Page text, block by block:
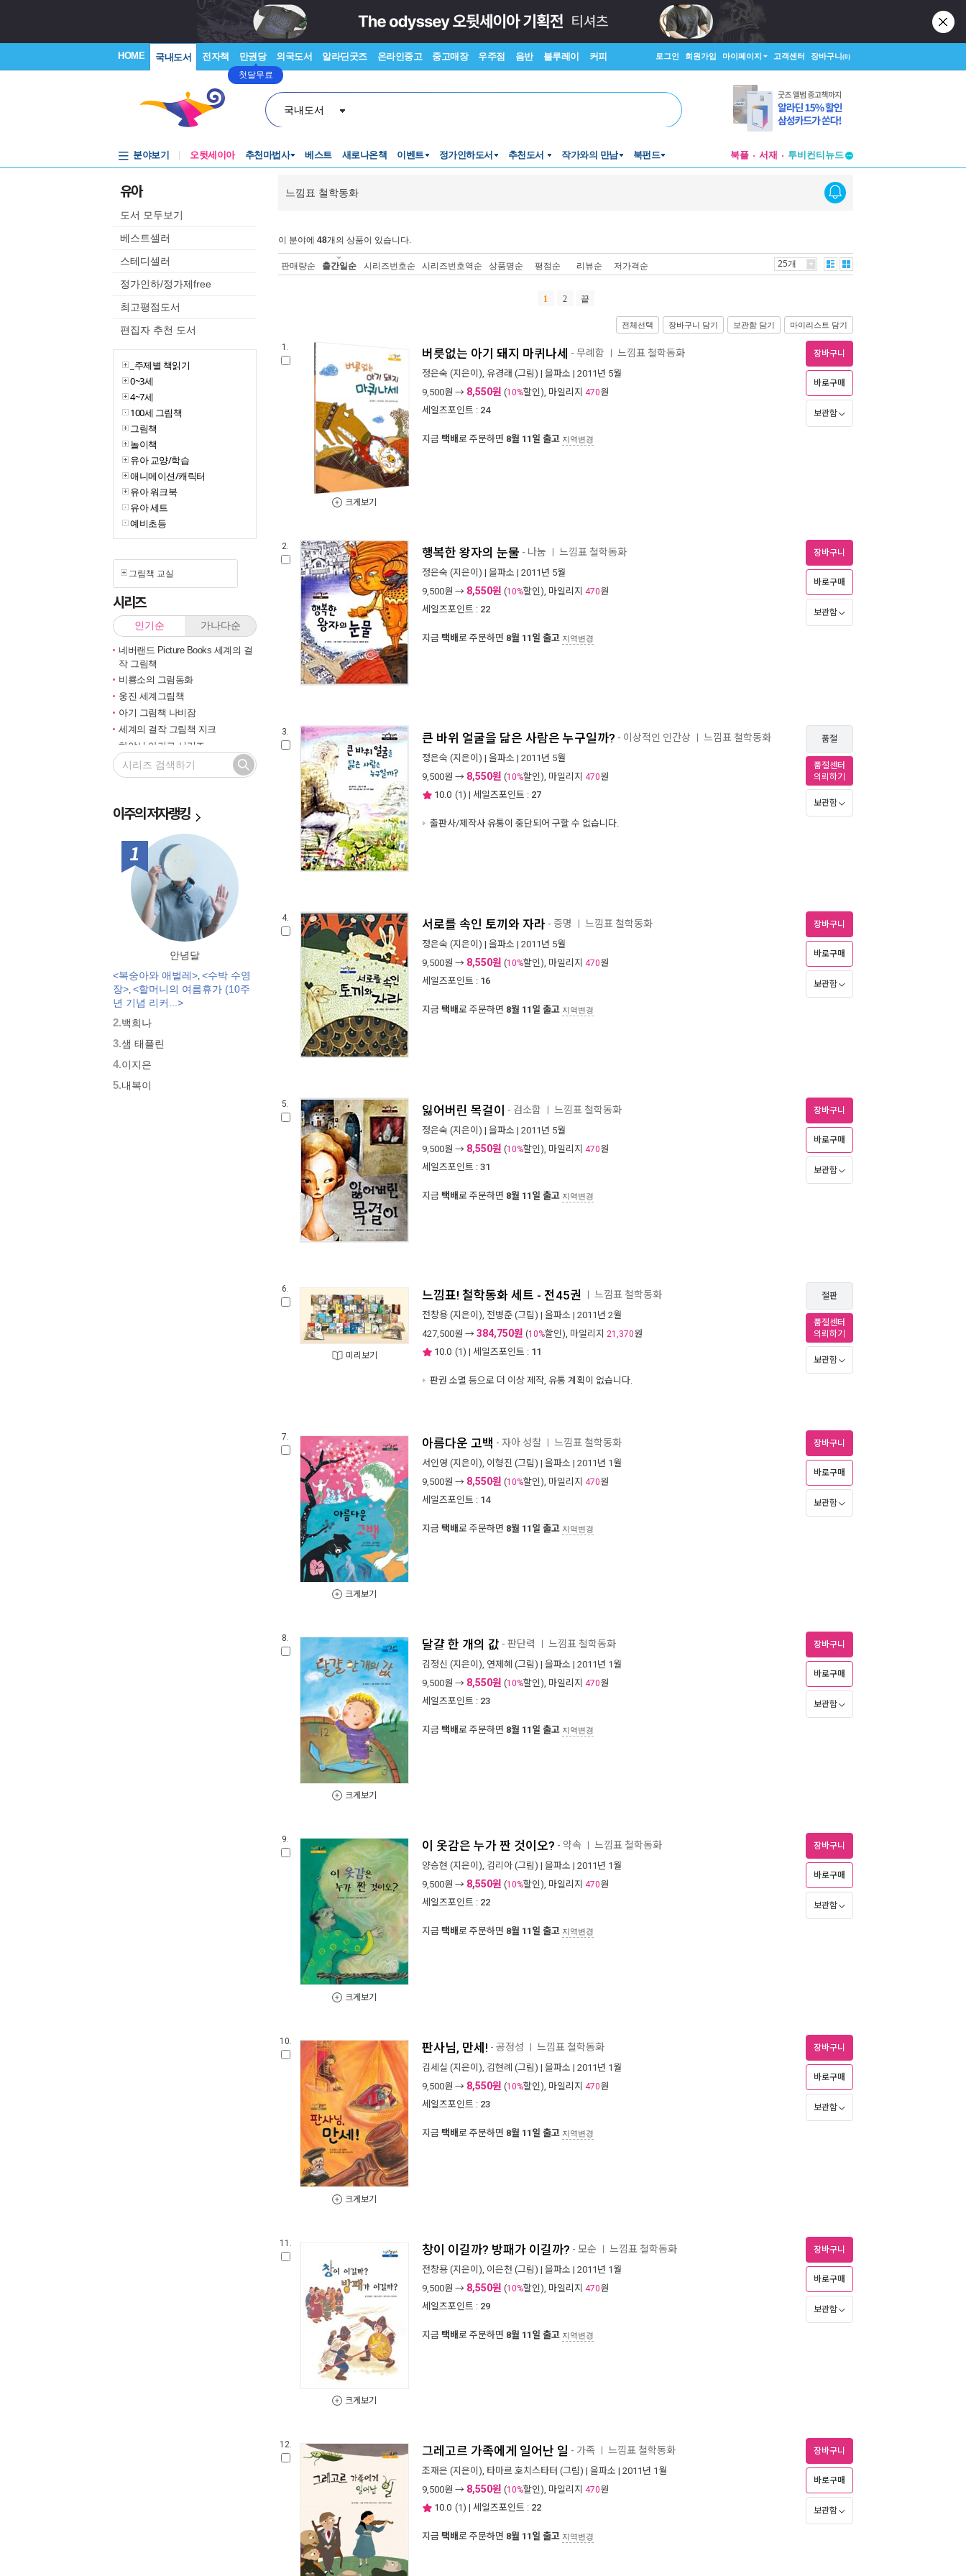
HOME 국내도서 전자책 만권당
첫달무료
외국도서 알라딘굿즈 온라인중고 중고매장 우주점 음반 블루레이 커피 로그인 회원가입 마이페이지 고객센터 장바구니(0)
국내도서
분야보기 오뒷세이아 추천마법사 베스트 새로나온책 이벤트 정가인하도서 추천도서 작가와의 만남 북펀드 북플 서재
투비컨티뉴드
투비컨티뉴드
유아
도서 모두보기
베스트셀러
스테디셀러
정가인하/정가제free
최고평점도서
편집자 추천 도서
_주제별 책읽기
0~3세
4~7세
100세 그림책
그림책
놀이책
유아 교양/학습
애니메이션/캐릭터
유아 워크북
유아 세트
예비초등
그림책 교실
시리즈
인기순 가나다순
네버랜드 Picture Books 세계의 걸
작 그림책
비룡소의 그림동화
웅진 세계그림책
아기 그림책 나비잠
세계의 걸작 그림책 지크
하야시 아키코 시리즈
길벗 기적의 학습법
마루벌의 좋은 그림책
민들레 그림책
비룡소 창작그림책
전통문화 그림책 솔거나라
베틀북 그림책
그림책은 내 친구
미래그림책
비룡소 전래동화
도토리 계절 그림책
옛이야기 그림책 까치호랑이
모두가 친구
벨 이마주
네버랜드 우리 걸작 그림책
비룡소 아기 그림책
세밀화로 그린 보리 아기그림책
붙여도 붙여도 스티커왕
국시꼬랭이 동네
이주의저자랭킹
1위
안녕달
<복숭아와 애벌레>, <수박 수영
장>, <할머니의 여름휴가 (10주
년 기념 리커...>
2.백희나
3.샘 태플린
4.이지은
5.내복이
느낌표 철학동화
이 분야에 48개의 상품이 있습니다.
판매량순 출간일순 시리즈번호순 시리즈번호역순 상품명순 평점순 리뷰순 저가격순 25개
1 2 끝
전체선택 장바구니 담기 보관함 담기 마이리스트 담기
1.
크게보기
버릇없는 아기 돼지 마퀴나세 - 무례함 느낌표 철학동화
정은숙 (지은이), 유경래 (그림) | 을파소 | 2011년 5월
9,500원 → 8,550원 (10%할인), 마일리지 470원
세일즈포인트 : 24
지금 택배로 주문하면 8월 11일 출고 지역변경
장바구니
바로구매
보관함
2. 행복한 왕자의 눈물 - 나눔 느낌표 철학동화
정은숙 (지은이) | 을파소 | 2011년 5월
9,500원 → 8,550원 (10%할인), 마일리지 470원
세일즈포인트 : 22
지금 택배로 주문하면 8월 11일 출고 지역변경
장바구니
바로구매
보관함
3. 큰 바위 얼굴을 닮은 사람은 누구일까? - 이상적인 인간상 느낌표 철학동화
정은숙 (지은이) | 을파소 | 2011년 5월
9,500원 → 8,550원 (10%할인), 마일리지 470원
10.0 (1) | 세일즈포인트 : 27
출판사/제작사 유통이 중단되어 구할 수 없습니다.
품절
품절센터
의뢰하기
보관함
4. 서로를 속인 토끼와 자라 - 증명 느낌표 철학동화
정은숙 (지은이) | 을파소 | 2011년 5월
9,500원 → 8,550원 (10%할인), 마일리지 470원
세일즈포인트 : 16
지금 택배로 주문하면 8월 11일 출고 지역변경
장바구니
바로구매
보관함
5. 잃어버린 목걸이 - 검소함 느낌표 철학동화
정은숙 (지은이) | 을파소 | 2011년 5월
9,500원 → 8,550원 (10%할인), 마일리지 470원
세일즈포인트 : 31
지금 택배로 주문하면 8월 11일 출고 지역변경
장바구니
바로구매
보관함
6.
미리보기
느낌표! 철학동화 세트 - 전45권 느낌표 철학동화
전창용 (지은이), 전병준 (그림) | 을파소 | 2011년 2월
427,500원 → 384,750원 (10%할인), 마일리지 21,370원
10.0 (1) | 세일즈포인트 : 11
판권 소멸 등으로 더 이상 제작, 유통 계획이 없습니다.
절판
품절센터
의뢰하기
보관함
7.
크게보기
아름다운 고백 - 자아 성찰 느낌표 철학동화
서인영 (지은이), 이형진 (그림) | 을파소 | 2011년 1월
9,500원 → 8,550원 (10%할인), 마일리지 470원
세일즈포인트 : 14
지금 택배로 주문하면 8월 11일 출고 지역변경
장바구니
바로구매
보관함
8.
크게보기
달걀 한 개의 값 - 판단력 느낌표 철학동화
김정신 (지은이), 연제혜 (그림) | 을파소 | 2011년 1월
9,500원 → 8,550원 (10%할인), 마일리지 470원
세일즈포인트 : 23
지금 택배로 주문하면 8월 11일 출고 지역변경
장바구니
바로구매
보관함
9.
크게보기
이 옷감은 누가 짠 것이오? - 약속 느낌표 철학동화
양승현 (지은이), 김리아 (그림) | 을파소 | 2011년 1월
9,500원 → 8,550원 (10%할인), 마일리지 470원
세일즈포인트 : 22
지금 택배로 주문하면 8월 11일 출고 지역변경
장바구니
바로구매
보관함
10.
크게보기
판사님, 만세! - 공정성 느낌표 철학동화
김세실 (지은이), 김현례 (그림) | 을파소 | 2011년 1월
9,500원 → 8,550원 (10%할인), 마일리지 470원
세일즈포인트 : 23
지금 택배로 주문하면 8월 11일 출고 지역변경
장바구니
바로구매
보관함
11.
크게보기
창이 이길까? 방패가 이길까? - 모순 느낌표 철학동화
전창용 (지은이), 이은천 (그림) | 을파소 | 2011년 1월
9,500원 → 8,550원 (10%할인), 마일리지 470원
세일즈포인트 : 29
지금 택배로 주문하면 8월 11일 출고 지역변경
장바구니
바로구매
보관함
12. 그레고르 가족에게 일어난 일 - 가족 느낌표 철학동화
조재은 (지은이), 타마르 호치스타터 (그림) | 을파소 | 2011년 1월
9,500원 → 8,550원 (10%할인), 마일리지 470원
10.0 (1) | 세일즈포인트 : 22
지금 택배로 주문하면 8월 11일 출고 지역변경
장바구니
바로구매
보관함